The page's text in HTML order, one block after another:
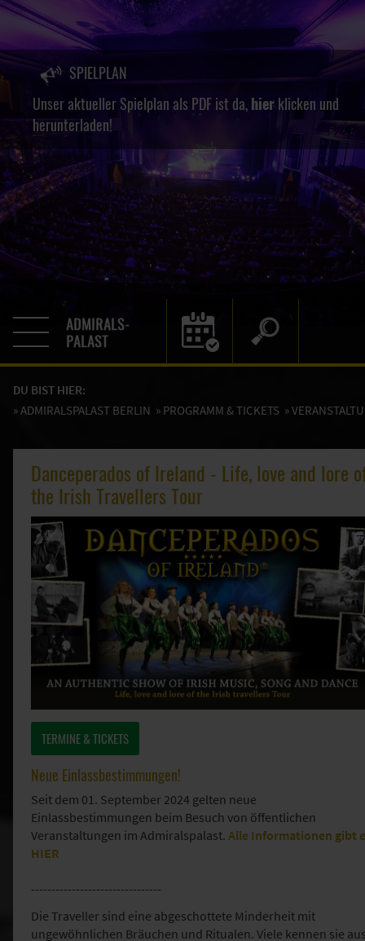
SPIELPLAN
Unser aktueller Spielplan als PDF ist da,hierklicken und
herunterladen!
DU BIST HIER:
»ADMIRALSPALAST BERLIN » PROGRAMM & TICKETS »
Danceperados of Ireland - Life, love and lore
the Irish Travellers Tour
TERMINE & TICKETS
Neue Einlassbestimmungen!
Seit dem 01. September 2024 gelten neue
Einlassbestimmungen beim Besuch von öffentlichen
Veranstaltungen im Admiralspalast. Alle Informationen gibt
HIER
--------------------------------
Die Traveller sind eine abgeschottete Minderheit mit
ungewöhnlichen Bräuchen und Ritualen. Viele kennen sie